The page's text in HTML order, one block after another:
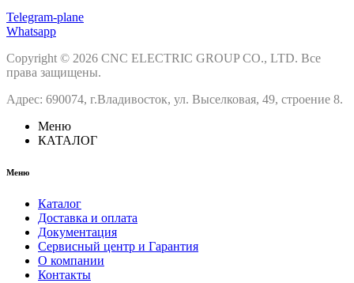
Telegram-plane
Whatsapp
Copyright © 2026 CNC ELECTRIC GROUP CO., LTD. Все
права защищены.
Адрес: 690074, г.Владивосток, ул. Выселковая, 49, строение 8.
Меню
КАТАЛОГ
Меню
Каталог
Доставка и оплата
Документация
Сервисный центр и Гарантия
О компании
Контакты